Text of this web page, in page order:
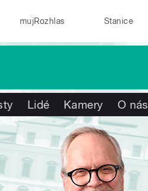
mujRozhlas Stanice
Lidé Kamery O nás